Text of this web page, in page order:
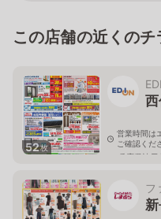
この店舗の近くのチ
52枚
営業時間は
ご確認くだ
兵庫県神
フ